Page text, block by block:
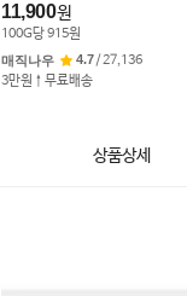
11,900원
100G당915원
매직나우
4.7/27,136
3만원↑무료배송
상품상세